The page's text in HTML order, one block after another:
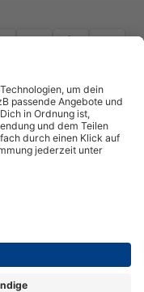
Vertrag widerrufen
Versand innerhalb
100,00 Euro.
vorbehalten. powered by